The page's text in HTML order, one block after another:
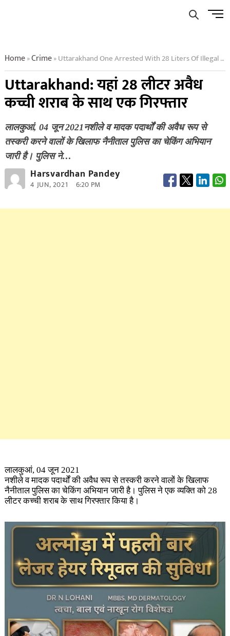
Menu
Home»Crime»Uttarakhand One Arrested With 28 Liters Of Illegal Raw Liquor
Uttarakhand: यहां 28 लीटर अवैध
कच्ची शराब के साथ एक गिरफ्तार
लालकुआं, 04 जून 2021नशीले व मादक पदार्थों की अवैध रूप से
तस्करी करने वालों के खिलाफ नैनीताल पुलिस का चेकिंग अभियान
जारी है। पुलिस ने…
Harsvardhan Pandey
4 JUN, 2021 6:20 PM
लालकुआं, 04 जून 2021
नशीले व मादक पदार्थों की अवैध रूप से तस्करी करने वालों के खिलाफ
नैनीताल पुलिस का चेकिंग अभियान जारी है। पुलिस ने एक व्यक्ति को 28
लीटर कच्ची शराब के साथ गिरफ्तार किया है।